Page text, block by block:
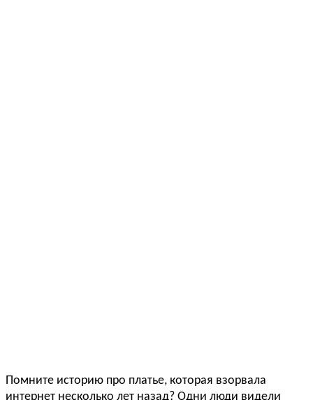
Помните историю про платье, которая взорвала
интернет несколько лет назад? Одни люди видели